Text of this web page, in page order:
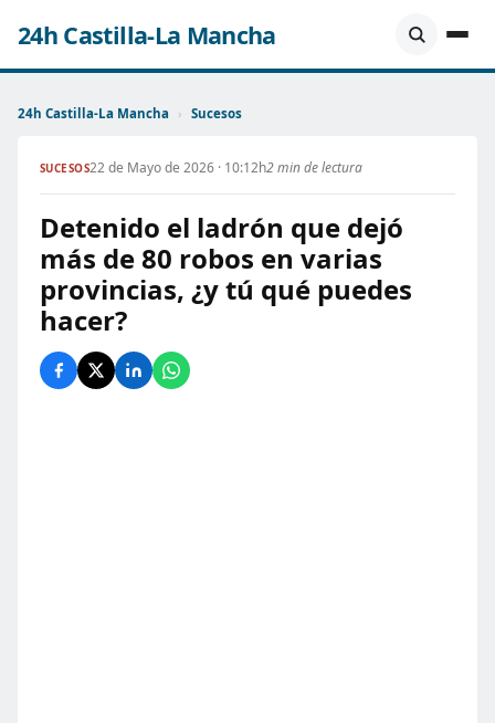
24h Castilla-La Mancha
24h Castilla-La Mancha › Sucesos
SUCESOS22 de Mayo de 2026 · 10:12h2 min de lectura
Detenido el ladrón que dejó
más de 80 robos en varias
provincias, ¿y tú qué puedes
hacer?